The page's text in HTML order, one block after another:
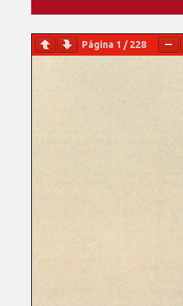
Página 1 /228